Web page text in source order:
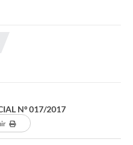
Nº 017/2017